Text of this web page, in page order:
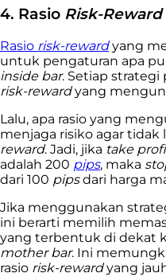
4. Rasio Risk-Reward
Rasio risk-rewardyang
untuk pengaturan apa
inside bar. Setiap strategi
risk-rewardyang
Lalu, apa rasio yang
menjaga risiko agar
reward. Jadi, jika take
adalah 200 pips, maka
dari 100 pipsdari harga
Jika menggunakan
ini berarti memilih
yang terbentuk di dekat
mother bar. Ini
rasio risk-rewardyang